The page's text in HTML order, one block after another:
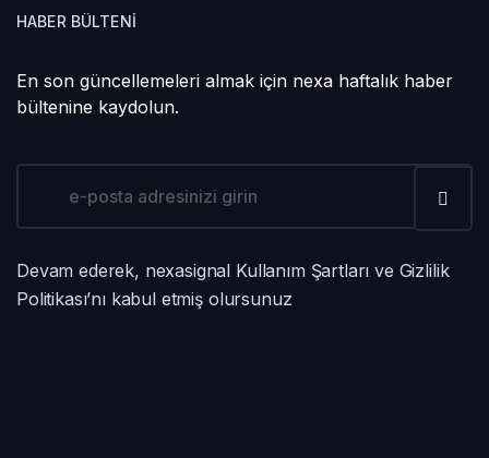
HABER BÜLTENI
En son güncellemeleri almak için nexa haftalık haber
bültenine kaydolun.
Devam ederek, nexasignal Kullanım Şartları ve Gizlilik
Politikası’nı kabul etmiş olursunuz